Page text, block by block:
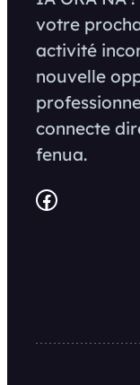
votre
activité
nouvelle
connecte
fenua.
Facebook